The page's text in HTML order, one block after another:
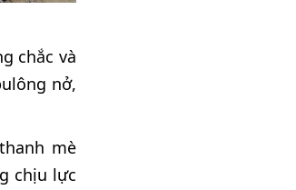
chắc và
nở,
mè
chịu lực